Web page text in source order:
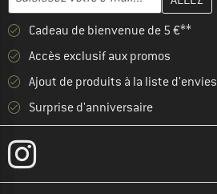
Cadeau de bienvenue de 5 €**
Accès exclusif aux promos
Ajout de produits à la liste d'envies
Surprise d'anniversaire